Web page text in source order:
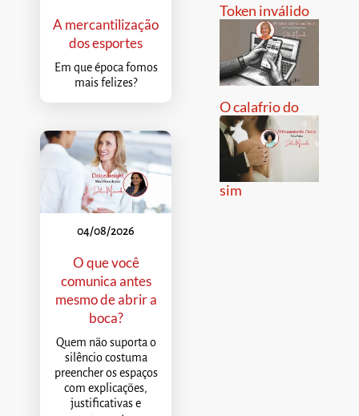
A mercantilização
dos esportes
Em que época fomos
mais felizes?
04/08/2026
O que você
comunica antes
mesmo de abrir a
boca?
Quem não suporta o
silêncio costuma
preencher os espaços
com explicações,
justificativas e
Token inválido
O calafrio do
sim